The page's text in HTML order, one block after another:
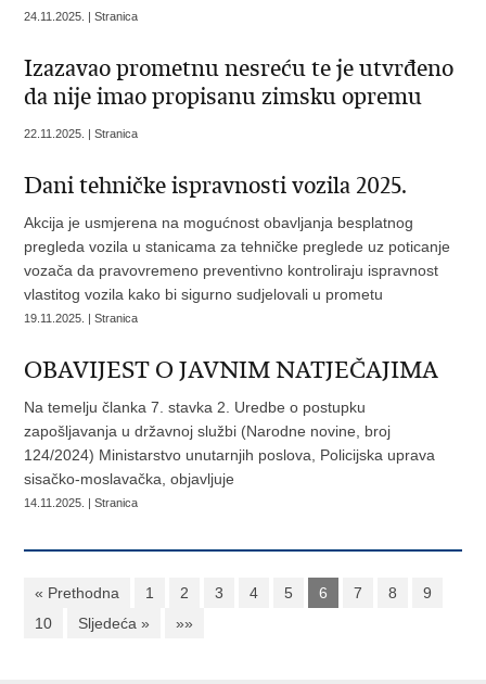
24.11.2025. | Stranica
​Izazavao prometnu nesreću te je utvrđeno
da nije imao propisanu zimsku opremu
22.11.2025. | Stranica
Dani tehničke ispravnosti vozila 2025.
Akcija je usmjerena na mogućnost obavljanja besplatnog
pregleda vozila u stanicama za tehničke preglede uz poticanje
vozača da pravovremeno preventivno kontroliraju ispravnost
vlastitog vozila kako bi sigurno sudjelovali u prometu
19.11.2025. | Stranica
OBAVIJEST O JAVNIM NATJEČAJIMA
Na temelju članka 7. stavka 2. Uredbe o postupku
zapošljavanja u državnoj službi (Narodne novine, broj
124/2024) Ministarstvo unutarnjih poslova, Policijska uprava
sisačko-moslavačka, objavljuje
14.11.2025. | Stranica
« Prethodna 1 2 3 4 5 6 7 8
9
10
Sljedeća » »»